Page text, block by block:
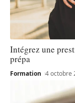
Intégrez une
prépa
Formation 4 octobre